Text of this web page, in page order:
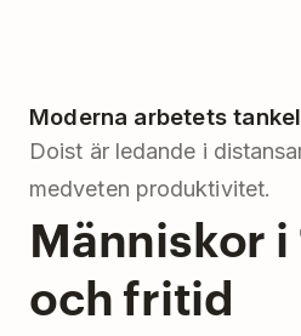
Moderna arbetets
Doist är ledande i
medveten produktivitet.
Människor
och fritid